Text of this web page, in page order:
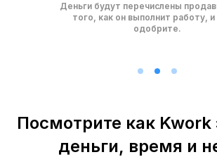
Деньги будут перечислены
того, как он выполнит работу,
одобрите.
Посмотрите как Kwork
деньги, время и